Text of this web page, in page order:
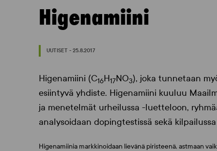
Higenamiini
UUTISET - 25.8.2017
Higenamiini (C16H17NO3), joka tunnetaan
esiintyvä yhdiste. Higenamiini kuuluu
ja menetelmät urheilussa -luetteloon,
analysoidaan dopingtestissä sekä
Higenamiinia markkinoidaan lievänä piristeenä, astmaan